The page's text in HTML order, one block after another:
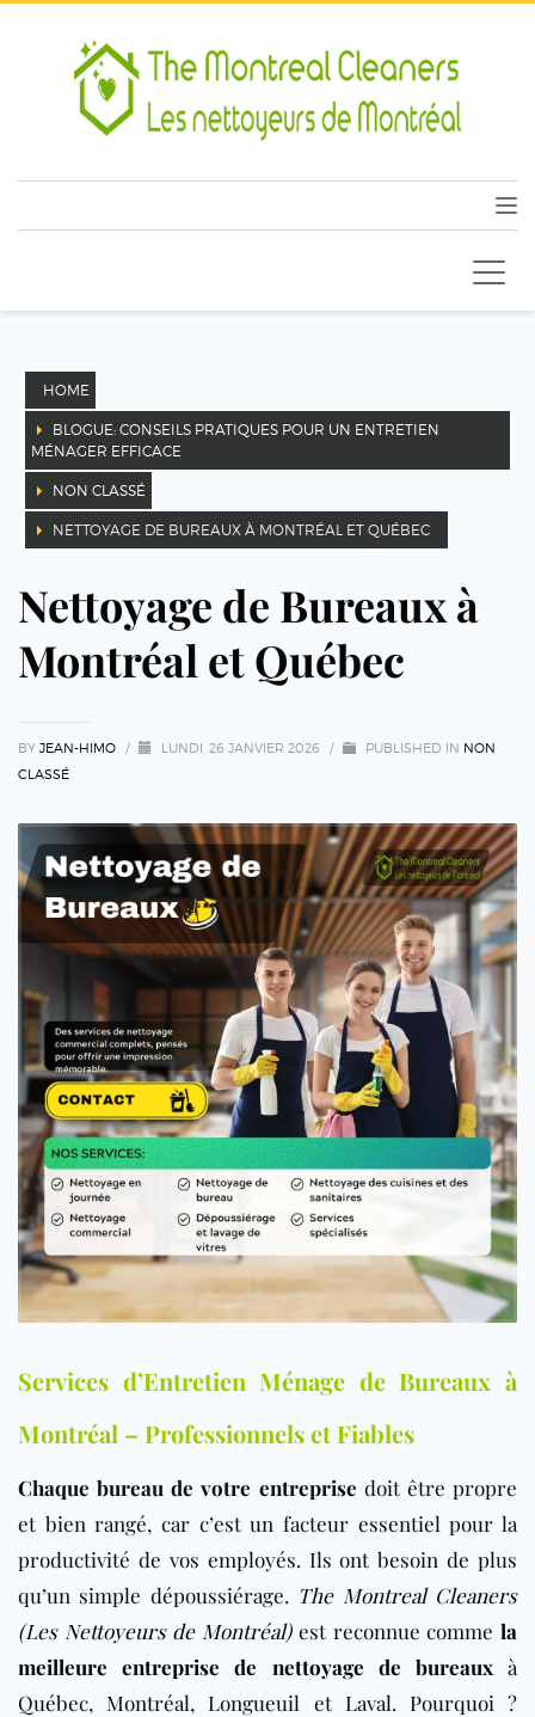
HOME
BLOGUE: CONSEILS PRATIQUES POUR UN ENTRETIEN
MÉNAGER EFFICACE
NON CLASSÉ
NETTOYAGE DE BUREAUX À MONTRÉAL ET QUÉBEC
Nettoyage de Bureaux à
Montréal et Québec
BY JEAN-HIMO / LUNDI, 26 JANVIER 2026 / PUBLISHED IN NON
CLASSÉ
Services d’Entretien Ménage de Bureaux à
Montréal – Professionnels et Fiables
Chaque bureau de votre entreprise doit être propre
et bien rangé, car c’est un facteur essentiel pour la
productivité de vos employés. Ils ont besoin de plus
qu’un simple dépoussiérage. The Montreal Cleaners
(Les Nettoyeurs de Montréal)est reconnue commela
meilleure entreprise de nettoyage de bureauxà
Québec, Montréal, Longueuil et Laval. Pourquoi ?